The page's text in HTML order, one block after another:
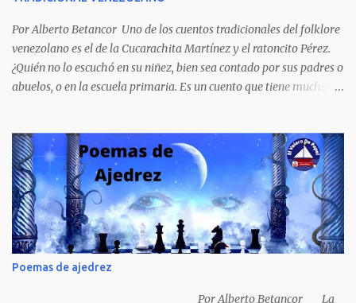
porque refleja los males del poder judicial y de la sociedad
venezolana, tráfico...
Por Alberto Betancor Uno de los cuentos tradicionales del folklore
venezolano es el de la Cucarachita Martínez y el ratoncito Pérez.
¿Quién no lo escuchó en su niñez, bien sea contado por sus padres o
abuelos, o en la escuela primaria. Es un cuento que tiene muchas
hablaban, hace mucho, mucho tiempo, una Cucarachita llamada
Martínez que estaba barriendo el zaguán (porche) de su casa,
cuando vio algo que brillaba, se sorprendió y se emocionó al ver lo
que veían sus ojos, era un mediecito (moneda de cinco céntimos).
La recogió y se preguntó de quien sería, pero al ver que no era de
nadie se la guardó en el bolsillo y siguió barriendo y pensando que
podría comprar, pensó en comprar una casa, pero desecho la idea
porque ya tenía una casa, pensó en un carro (coche), pero desecho
la idea porque no sabía manejar (conducir) al final se le ocurrió
Poemas de ajedrez
Por Alberto Betancor La